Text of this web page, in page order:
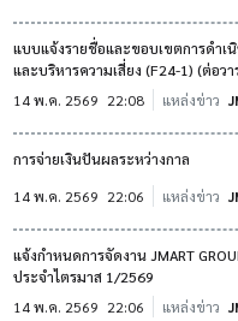
แบบแจ้งรายชื่อและขอบเขตการดำ
และบริหารความเสี่ยง (F24-1) (ต่อวา
14 พ.ค. 2569 22:08 แหล่งข่าว
การจ่ายเงินปันผลระหว่างกาล
14 พ.ค. 2569 22:06 แหล่งข่าว
แจ้งกำหนดการจัดงาน JMART
ประจำไตรมาส 1/2569
14 พ.ค. 2569 22:06 แหล่งข่าว